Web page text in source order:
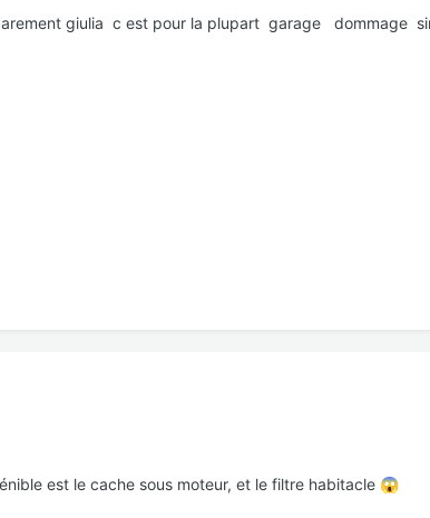
giulia c est pour la plupart garage dommage
est le cache sous moteur, et le filtre habitacle 😱